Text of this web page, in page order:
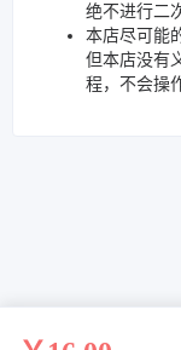
绝不进行二
本店尽可能
但本店没有
程，不会操